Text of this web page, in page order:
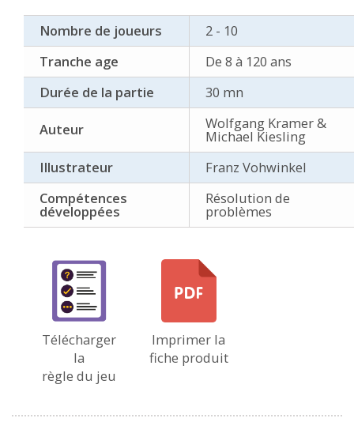
Nombre de joueurs
2 - 10
Tranche age
De 8 à 120 ans
Durée de la partie
30 mn
Auteur Wolfgang Kramer &
Michael Kiesling
Illustrateur
Franz Vohwinkel
Compétences
développées
Résolution de
problèmes
Télécharger
la
règle du jeu
Imprimer la
fiche produit